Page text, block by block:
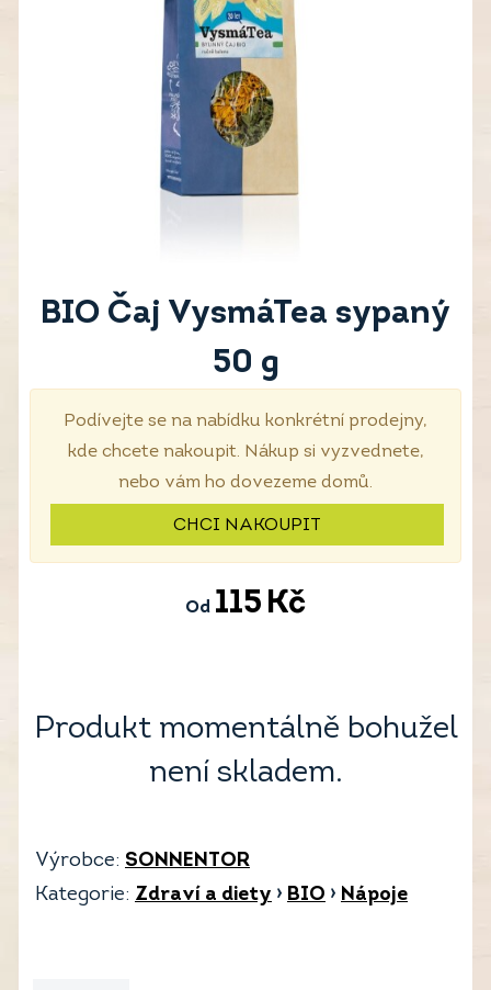
BIO Čaj VysmáTea sypaný
50 g
Podívejte se na nabídku konkrétní prodejny,
kde chcete nakoupit. Nákup si vyzvednete,
nebo vám ho dovezeme domů.
CHCI NAKOUPIT
Od 115 Kč
Produkt momentálně bohužel
není skladem.
Výrobce: SONNENTOR
Kategorie: Zdraví a diety › BIO › Nápoje